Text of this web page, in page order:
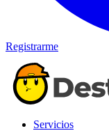
Registrarme
Servicios